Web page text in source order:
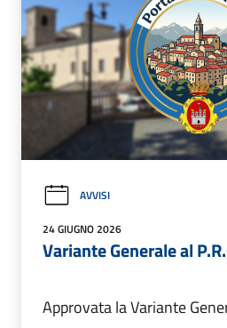
AVVISI
24 GIUGNO 2026
Variante Generale al
Approvata la Variante